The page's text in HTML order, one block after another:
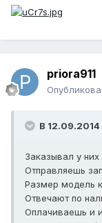
priora911
В 12.09.2014
Заказывал у
Отправляешь
Размер модель
Отвечают по
Оплачиваешь и